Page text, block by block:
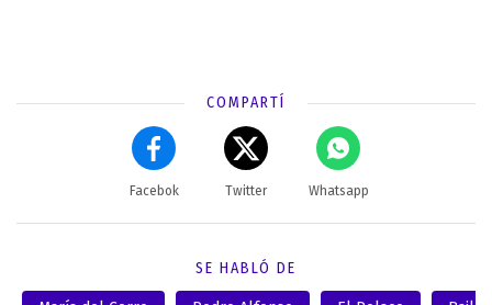
COMPARTÍ
Facebok Twitter Whatsapp
SE HABLÓ DE